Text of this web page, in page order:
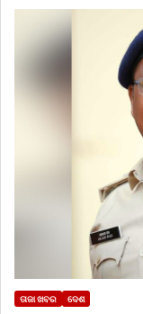
ତାଜା ଖବର ଦେଶ